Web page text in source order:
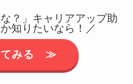
？」キャリアアップ助
知りたいなら！／
てみる ≫